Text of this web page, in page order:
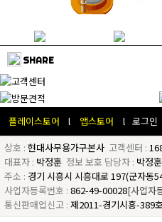
SHARE
플레이스토어 l 앱스토어 l 로그인
상호 : 현대사무용가구본사 고객센터 :
대표자 : 박정훈 정보 보호 담당자 : 박정훈
주소 : 경기 시흥시 시흥대로 197(군자동
사업자등록번호 : 862-49-00028[사업자
통신판매업신고 : 제2011-경기시흥-389호